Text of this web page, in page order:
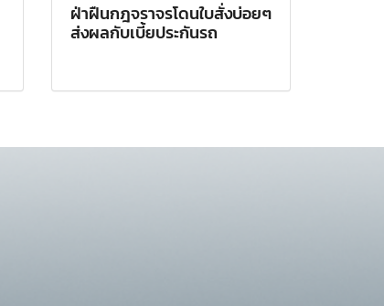
ฝ่าฝืนกฎจราจรโดนใบสั่งบ่อยๆ
ส่งผลกับเบี้ยประกันรถ